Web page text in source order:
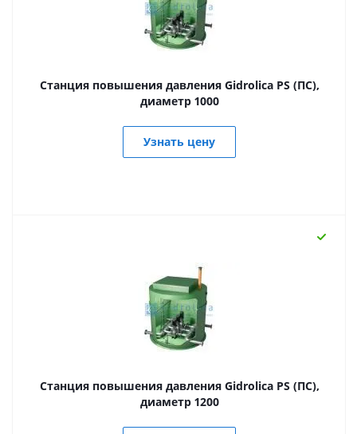
Станция повышения давления Gidrolica PS (ПС),
диаметр 1000
Узнать цену
Станция повышения давления Gidrolica PS (ПС),
диаметр 1200